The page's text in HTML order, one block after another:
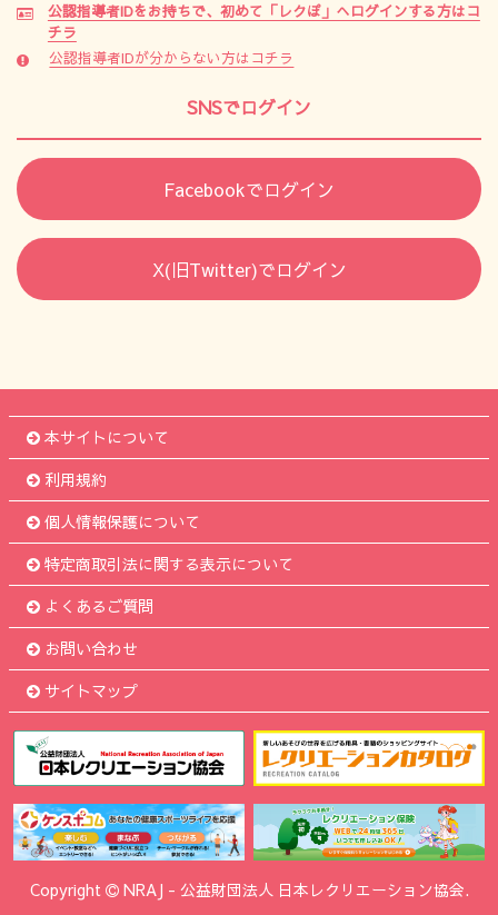
公認指導者IDをお持ちで、初めて「レクぽ」へログインする方はコ
チラ
公認指導者IDが分からない方はコチラ
SNSでログイン
Facebookでログイン
X(旧Twitter)でログイン
本サイトについて
利用規約
個人情報保護について
特定商取引法に関する表示について
よくあるご質問
お問い合わせ
サイトマップ
Copyright NRAJ - 公益財団法人 日本レクリエーション協会.